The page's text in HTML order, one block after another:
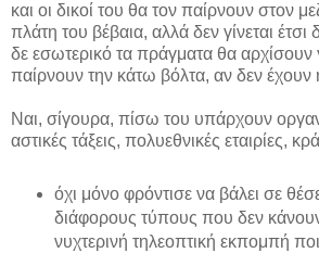
και οι δικοί του θα τον παίρνουν στον
πλάτη του βέβαια, αλλά δεν γίνεται έτσι
δε εσωτερικό τα πράγματα θα
παίρνουν την κάτω βόλτα, αν δεν έχουν
Ναι, σίγουρα, πίσω του υπάρχουν
αστικές τάξεις, πολυεθνικές εταιρίες,
όχι μόνο φρόντισε να βάλει σε
διάφορους τύπους που δεν
νυχτερινή τηλεοπτική εκπομπή